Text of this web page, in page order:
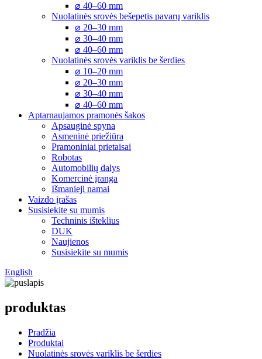
⌀ 40–60 mm
Nuolatinės srovės bešepetis pavarų variklis
⌀ 20–30 mm
⌀ 30–40 mm
⌀ 40–60 mm
Nuolatinės srovės variklis be šerdies
⌀ 10–20 mm
⌀ 20–30 mm
⌀ 30–40 mm
⌀ 40–60 mm
Aptarnaujamos pramonės šakos
Apsauginė spyna
Asmeninė priežiūra
Pramoniniai prietaisai
Robotas
Automobilių dalys
Komercinė įranga
Išmanieji namai
Vaizdo įrašas
Susisiekite su mumis
Techninis išteklius
DUK
Naujienos
Susisiekite su mumis
English
produktas
Pradžia
Produktai
Nuolatinės srovės variklis be šerdies